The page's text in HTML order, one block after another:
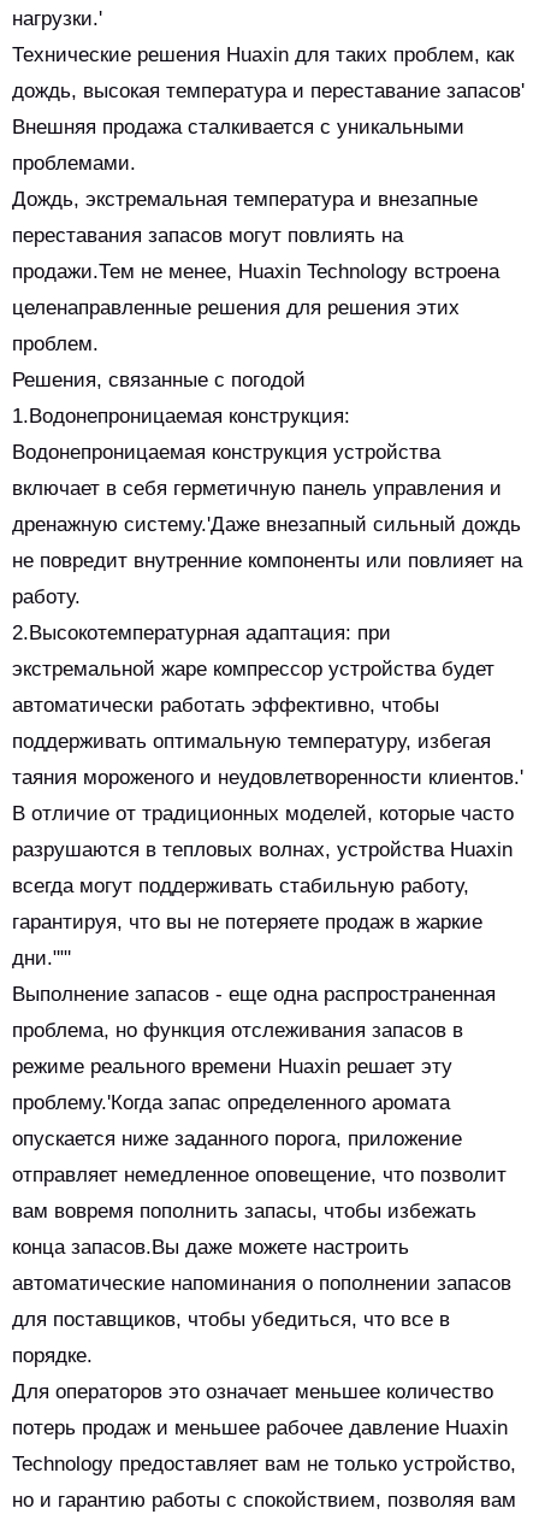
нагрузки.'
Технические решения Huaxin для таких проблем, как
дождь, высокая температура и переставание запасов'
Внешняя продажа сталкивается с уникальными
проблемами.
Дождь, экстремальная температура и внезапные
переставания запасов могут повлиять на
продажи.Тем не менее, Huaxin Technology встроена
целенаправленные решения для решения этих
проблем.
Решения, связанные с погодой
1.Водонепроницаемая конструкция:
Водонепроницаемая конструкция устройства
включает в себя герметичную панель управления и
дренажную систему.'Даже внезапный сильный дождь
не повредит внутренние компоненты или повлияет на
работу.
2.Высокотемпературная адаптация: при
экстремальной жаре компрессор устройства будет
автоматически работать эффективно, чтобы
поддерживать оптимальную температуру, избегая
таяния мороженого и неудовлетворенности клиентов.'
В отличие от традиционных моделей, которые часто
разрушаются в тепловых волнах, устройства Huaxin
всегда могут поддерживать стабильную работу,
гарантируя, что вы не потеряете продаж в жаркие
дни.""'
Выполнение запасов - еще одна распространенная
проблема, но функция отслеживания запасов в
режиме реального времени Huaxin решает эту
проблему.'Когда запас определенного аромата
опускается ниже заданного порога, приложение
отправляет немедленное оповещение, что позволит
вам вовремя пополнить запасы, чтобы избежать
конца запасов.Вы даже можете настроить
автоматические напоминания о пополнении запасов
для поставщиков, чтобы убедиться, что все в
порядке.
Для операторов это означает меньшее количество
потерь продаж и меньшее рабочее давление Huaxin
Technology предоставляет вам не только устройство,
но и гарантию работы с спокойствием, позволяя вам